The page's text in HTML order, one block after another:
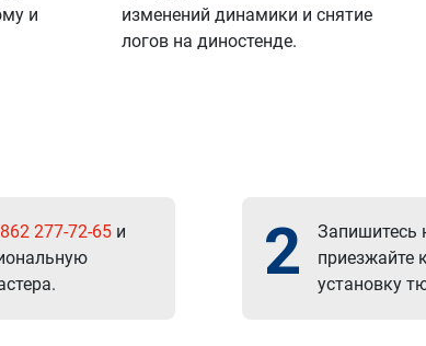
и
изменений динамики и снятие
логов на диностенде.
277-72-65 и
2
Запишитесь
приезжайте
установку